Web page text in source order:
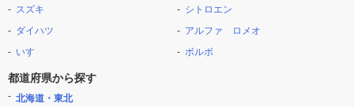
スズキ
ダイハツ
いすゞ
シトロエン
アルファ ロメオ
ボルボ
都道府県から探す
北海道・東北